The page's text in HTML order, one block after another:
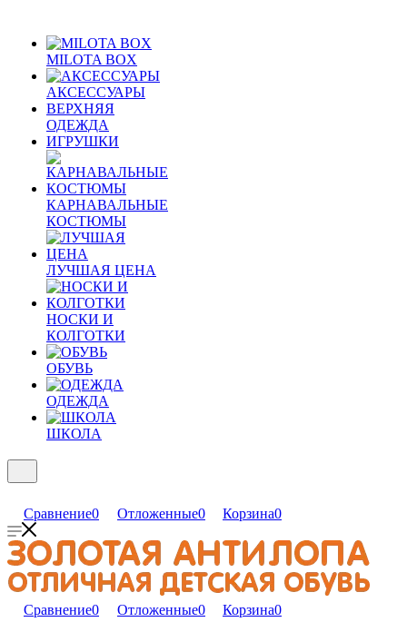
MILOTA BOX
АКСЕССУАРЫ
ВЕРХНЯЯ
ОДЕЖДА
ИГРУШКИ
КАРНАВАЛЬНЫЕ
КОСТЮМЫ
ЛУЧШАЯ ЦЕНА
НОСКИ И
КОЛГОТКИ
ОБУВЬ
ОДЕЖДА
ШКОЛА
Сравнение0 Отложенные0 Корзина0
Сравнение0 Отложенные0 Корзина0